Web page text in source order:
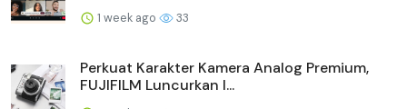
1 week ago 33
Perkuat Karakter Kamera Analog Premium,
FUJIFILM Luncurkan I...